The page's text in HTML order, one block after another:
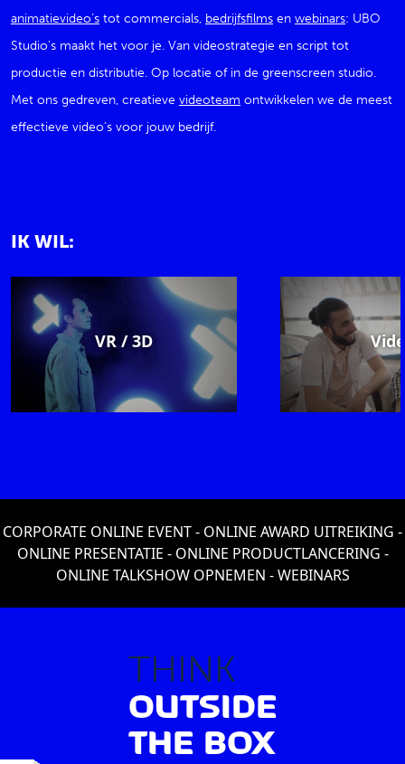
animatievideo’s tot commercials, bedrijfsfilms en webinars: UBO
Studio’s maakt het voor je. Van videostrategie en script tot
productie en distributie. Op locatie of in de greenscreen studio.
Met ons gedreven, creatieve videoteam ontwikkelen we de meest
effectieve video’s voor jouw bedrijf.
IK WIL:
VR / 3D
CORPORATE ONLINE EVENT- ONLINE AWARD UITREIKING -
ONLINE PRESENTATIE - ONLINE PRODUCTLANCERING -
ONLINE TALKSHOW OPNEMEN -WEBINARS
THINK
OUTSIDE
THE BOX